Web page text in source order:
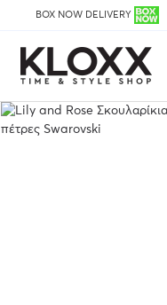
BOX NOW DELIVERY